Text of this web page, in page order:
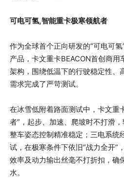
可电可氢,智能重卡极寒领航者
作为全球首个正向研发的“可电可
产品，卡文重卡BEACON首创商用
架构，围绕低温下的行驶稳定性、
需求完成了严苛测试。
在冰雪低附着路面测试中，卡文重
者”，起步、加速、爬坡时不打滑
整车姿态控制精准稳定；三电系统
试，在极寒条件下依旧“战力全开”
效率及动力输出丝毫不打折扣，确
水。